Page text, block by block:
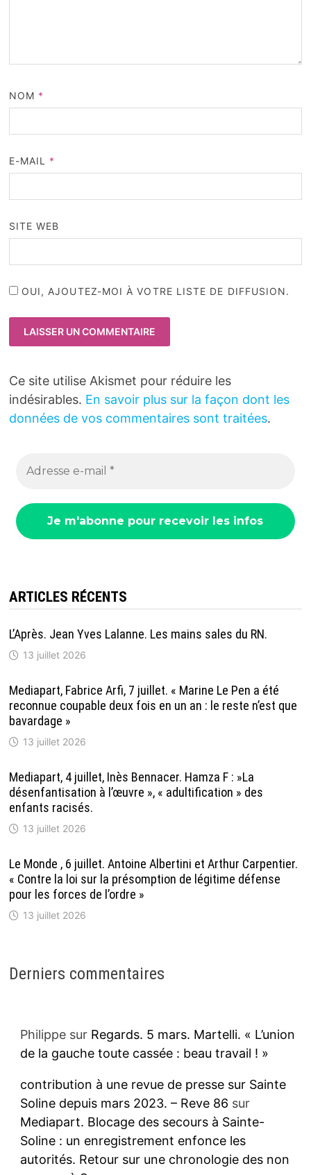
NOM *
E-MAIL *
SITE WEB
OUI, AJOUTEZ-MOI À VOTRE LISTE DE DIFFUSION.
Ce site utilise Akismet pour réduire les
indésirables. En savoir plus sur la façon dont les
données de vos commentaires sont traitées.
ARTICLES RÉCENTS
L’Après. Jean Yves Lalanne. Les mains sales du RN.
13 juillet 2026
Mediapart, Fabrice Arfi, 7 juillet. « Marine Le Pen a été
reconnue coupable deux fois en un an : le reste n’est que
bavardage »
13 juillet 2026
Mediapart, 4 juillet, Inès Bennacer. Hamza F : »La
désenfantisation à l’œuvre », « adultification » des
enfants racisés.
13 juillet 2026
Le Monde , 6 juillet. Antoine Albertini et Arthur Carpentier.
« Contre la loi sur la présomption de légitime défense
pour les forces de l’ordre »
13 juillet 2026
Derniers commentaires
Philippesur Regards. 5 mars. Martelli. « L’union
de la gauche toute cassée : beau travail ! »
contribution à une revue de presse sur Sainte
Soline depuis mars 2023. – Reve 86 sur
Mediapart. Blocage des secours à Sainte-
Soline : un enregistrement enfonce les
autorités. Retour sur une chronologie des non